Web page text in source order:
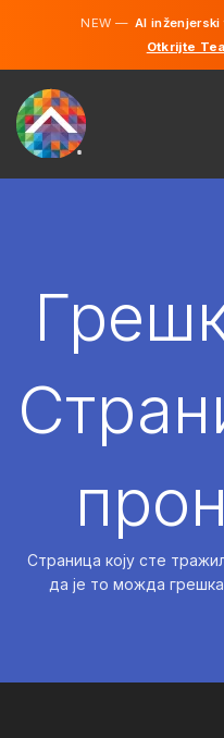
NEW —AI inženjerski
Otkrijte
SR
Страница коју сте
да је то можда